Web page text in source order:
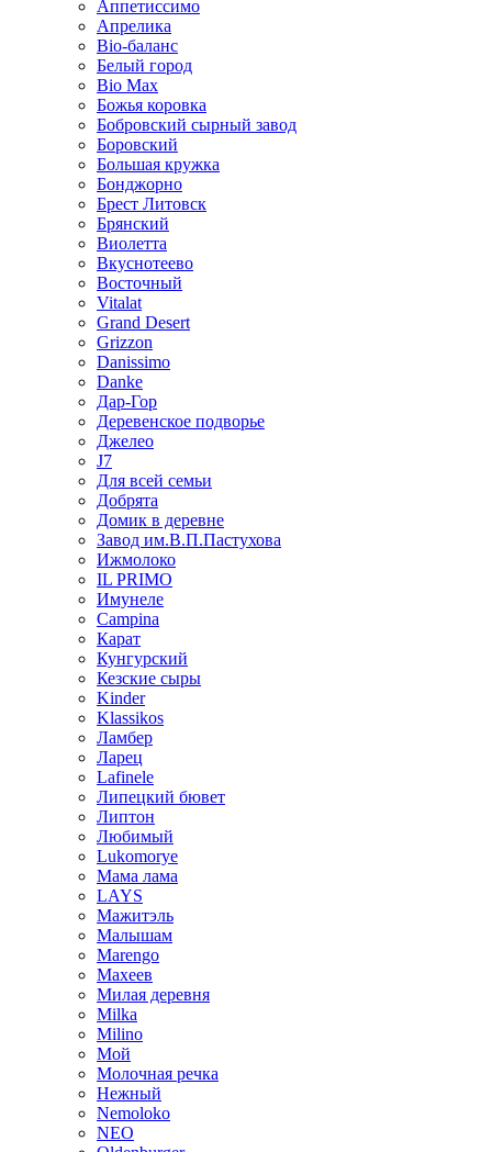
Аппетиссимо
Апрелика
Bio-баланс
Белый город
Bio Max
Божья коровка
Бобровский сырный завод
Боровский
Большая кружка
Бонджорно
Брест Литовск
Брянский
Виолетта
Вкуснотеево
Восточный
Vitalat
Grand Desert
Grizzon
Danissimo
Danke
Дар-Гор
Деревенское подворье
Джелео
J7
Для всей семьи
Добрята
Домик в деревне
Завод им.В.П.Пастухова
Ижмолоко
IL PRIMO
Имунеле
Campina
Карат
Кунгурский
Кезские сыры
Kinder
Klassikos
Ламбер
Ларец
Lafinele
Липецкий бювет
Липтон
Любимый
Lukomorye
Мама лама
LAYS
Мажитэль
Малышам
Marengo
Махеев
Милая деревня
Milka
Milino
Мой
Молочная речка
Нежный
Nemoloko
NEO